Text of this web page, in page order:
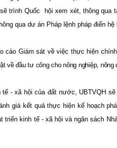
trình Quốc hội xem xét, thông
qua dư án Pháp lệnh pháp điển hệ
cáo Giám sát về việc thực hiện
về đầu tư công cho nông nghiệp, nông
tế - xã hội của đất nước, UBTVQH
giá kết quả thực hiện kế hoạch
triển kinh tế - xã hội và ngân sách